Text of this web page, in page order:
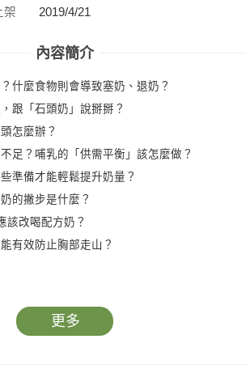
架
2019/4/21
內容簡介
什麼食物則會導致塞奶、退奶？
跟「石頭奶」說掰掰？
怎麼辦？
足？哺乳的「供需平衡」該怎麼做？
準備才能輕鬆提升奶量？
的撇步是什麼？
該改喝配方奶？
有效防止胸部走山？
間建立獨特的親密感。但如果哺乳不順利，
青、疼痛，甚至乳腺發炎，同時也會在新手
更多